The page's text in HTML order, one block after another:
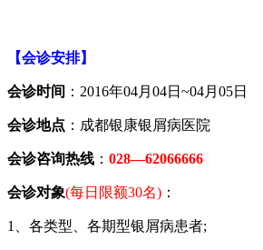
【会诊安排】
会诊时间 ：2016年04月04日~04月05日
会诊地点 ：成都银康银屑病医院
会诊咨询热线 ： 028—62066666
会诊对象(每日限额30名) ：
1、各类型、各期型银屑病患者;